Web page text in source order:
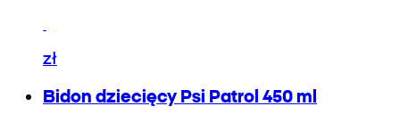
zł
Bidon dziecięcy Psi Patrol 450 ml